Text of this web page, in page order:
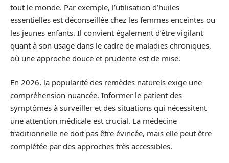
tout le monde. Par exemple, l’utilisation d’huiles
essentielles est déconseillée chez les femmes enceintes ou
les jeunes enfants. Il convient également d’être vigilant
quant à son usage dans le cadre de maladies chroniques,
où une approche douce et prudente est de mise.
En 2026, la popularité des remèdes naturels exige une
compréhension nuancée. Informer le patient des
symptômes à surveiller et des situations qui nécessitent
une attention médicale est crucial. La médecine
traditionnelle ne doit pas être évincée, mais elle peut être
complétée par des approches très accessibles.